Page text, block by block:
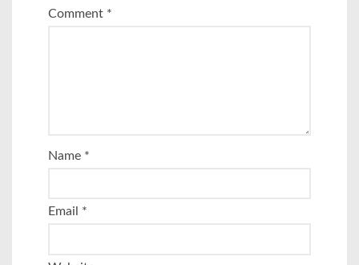
Comment *
Name *
Email *